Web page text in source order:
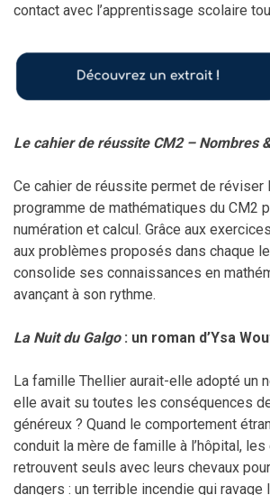
contact avec l’apprentissage scolaire
Le cahier de réussite CM2 – Nombres
Ce cahier de réussite permet de réviser
programme de mathématiques du CM2
numération et calcul. Grâce aux
aux problèmes proposés dans chaque
consolide ses connaissances en
avançant à son rythme.
La Nuit du Galgo: un roman d’Ysa
La famille Thellier aurait-elle adopté un
elle avait su toutes les conséquences
généreux ? Quand le comportement
conduit la mère de famille à l’hôpital,
retrouvent seuls avec leurs chevaux
dangers : un terrible incendie qui ravage